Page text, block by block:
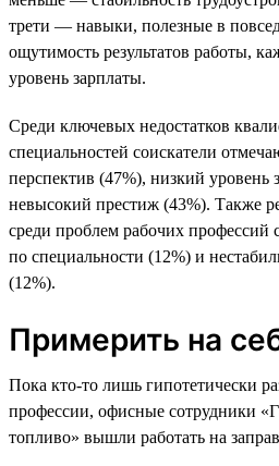
трети — навыки, полезные в
ощутимость результатов работы,
уровень зарплаты.
Среди ключевых недостатков
специальностей соискатели
перспектив (47%), низкий уровень
невысокий престиж (43%). Также
среди проблем рабочих профессий
по специальности (12%) и
(12%).
Примерить на
Пока кто-то лишь гипотетически
профессии, офисные сотрудники
топливо» вышли работать на